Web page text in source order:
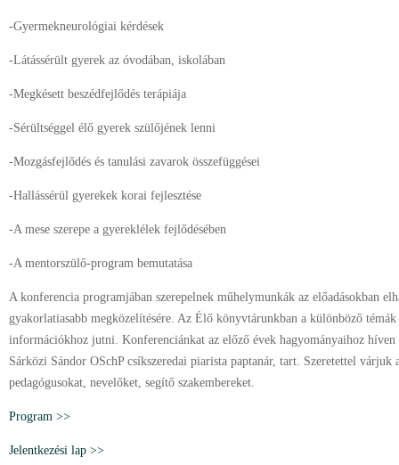
-Gyermekneurológiai kérdések
-Látássérült gyerek az óvodában, iskolában
-Megkésett beszédfejlődés terápiája
-Sérültséggel élő gyerek szülőjének lenni
-Mozgásfejlődés és tanulási zavarok összefüggései
-Hallássérül gyerekek korai fejlesztése
-A mese szerepe a gyereklélek fejlődésében
-A mentorszülő-program bemutatása
A konferencia programjában szerepelnek műhelymunkák az előadásokban
gyakorlatiasabb megközelítésére. Az Élő könyvtárunkban a különböző
információkhoz jutni. Konferenciánkat az előző évek hagyományaihoz
Sárközi Sándor OSchP csíkszeredai piarista paptanár, tart. Szeretettel várjuk
pedagógusokat, nevelőket, segítő szakembereket.
Program >>
Jelentkezési lap >>